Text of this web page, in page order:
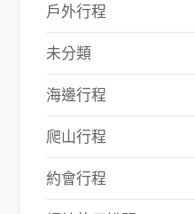
戶外行程
未分類
海邊行程
爬山行程
約會行程